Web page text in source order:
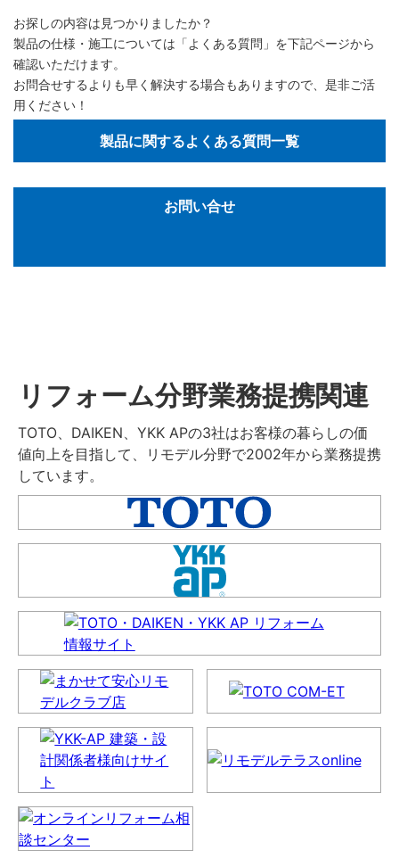
お探しの内容は見つかりましたか？
製品の仕様・施工については「よくある質問」を下記ページから
確認いただけます。
お問合せするよりも早く解決する場合もありますので、是非ご活
用ください！
製品に関するよくある質問一覧
お問い合せ
リフォーム分野業務提携関連
TOTO、DAIKEN、YKK APの3社はお客様の暮らしの価
値向上を目指して、リモデル分野で2002年から業務提携
しています。